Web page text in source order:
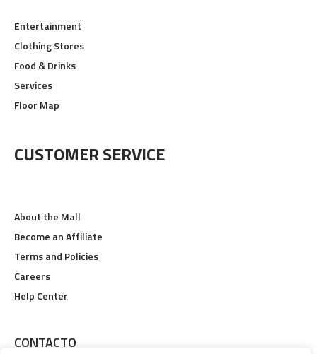
Entertainment
Clothing Stores
Food & Drinks
Services
Floor Map
CUSTOMER SERVICE
About the Mall
Become an Affiliate
Terms and Policies
Careers
Help Center
CONTACTO